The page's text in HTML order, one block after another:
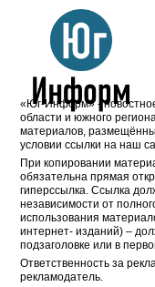
«Юг-Информ» -
области и южного
материалов,
условии ссылки на наш
При копировании
обязательна прямая
гиперссылка. Ссылка
независимости от
использования
интернет- изданий) –
подзаголовке или в
Ответственность за
рекламодатель.